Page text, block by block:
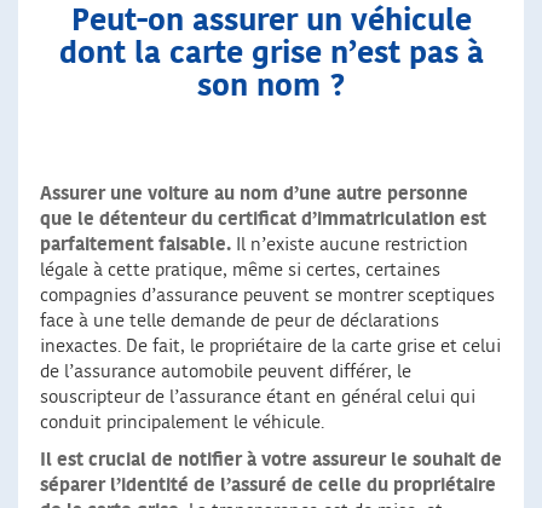
Peut-on assurer un véhicule
dont la carte grise n’est pas à
son nom ?
Assurer une voiture au nom d’une autre personne
que le détenteur du certificat d’immatriculation est
parfaitement faisable. Il n’existe aucune restriction
légale à cette pratique, même si certes, certaines
compagnies d’assurance peuvent se montrer sceptiques
face à une telle demande de peur de déclarations
inexactes. De fait, le propriétaire de la carte grise et celui
de l’assurance automobile peuvent différer, le
souscripteur de l’assurance étant en général celui qui
conduit principalement le véhicule.
Il est crucial de notifier à votre assureur le souhait de
séparer l’identité de l’assuré de celle du propriétaire